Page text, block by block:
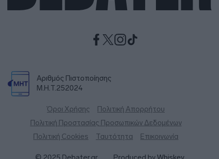
Αριθμός Πιστοποίησης
Μ.Η.Τ.252024
Όροι Χρήσης
Πολιτική Απορρήτου
Πολιτική Προστασίας Προσωπικών Δεδομένων
Πολιτική Cookies
Ταυτότητα Επικοινωνία